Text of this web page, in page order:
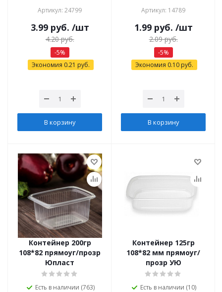
Артикул: 24799
3.99руб. /шт
4.20руб.
-5%
Экономия 0.21 руб.
В корзину
Артикул: 14789
1.99руб. /шт
2.09руб.
-5%
Экономия 0.10руб.
В корзину
Контейнер 200гр
108*82 прямоуг/прозр
Юпласт
Есть в наличии (763)
Контейнер 125гр
108*82 мм прямоуг/
прозр УЮ
Есть в наличии (10)